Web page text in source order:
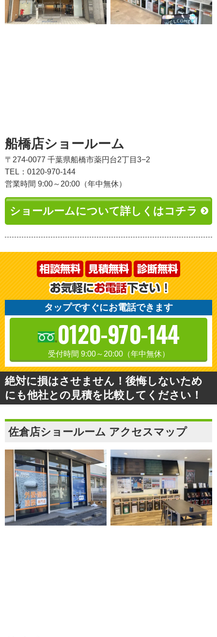
船橋店ショールーム
〒274-0077 千葉県船橋市薬円台2丁目3−2
TEL：0120-970-144
営業時間 9:00～20:00（年中無休）
ショールームについて詳しくはコチラ
タップですぐにお電話できます
0120-970-144
受付時間 9:00～20:00（年中無休）
絶対に損はさせません！後悔しないため
にも他社との見積を比較してください！
佐倉店ショールーム アクセスマップ